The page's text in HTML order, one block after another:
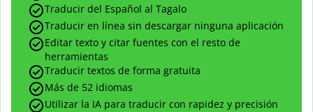
Traducir del Español al Tagalo
Traducir en línea sin descargar ninguna aplicación
Editar texto y citar fuentes con el resto de
herramientas
Traducir textos de forma gratuita
Más de 52 idiomas
Utilizar la IA para traducir con rapidez y precisión